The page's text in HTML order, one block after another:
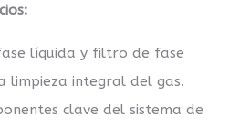
líquida y filtro de fase
limpieza integral del gas.
clave del sistema de